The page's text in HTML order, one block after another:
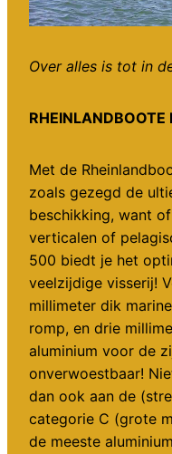
Over alles is tot in
Met de
zoals gezegd de
beschikking, want
verticalen of
500 biedt je het
veelzijdige visserij!
millimeter dik
romp, en drie
aluminium voor de
onverwoestbaar!
dan ook aan de
categorie C (grote
de meeste